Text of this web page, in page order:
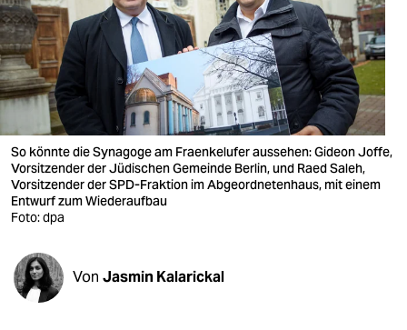
berlin
nord
wahrheit
verlag
verlag
veranstaltungen
fragen & hilfe
So könnte die Synagoge am Fraenkelufer aussehen: Gideon Joffe,
Vorsitzender der Jüdischen Gemeinde Berlin, und Raed Saleh,
Vorsitzender der SPD-Fraktion im Abgeordnetenhaus, mit einem
Entwurf zum Wiederaufbau
Foto: dpa
Von Jasmin Kalarickal